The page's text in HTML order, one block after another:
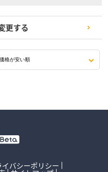
更する
イバシーポリシー